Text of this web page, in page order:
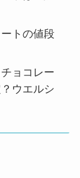
トの値段
ョコレー
ウエルシ